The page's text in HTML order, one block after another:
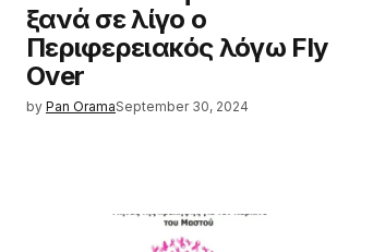
ξανά σε λίγο ο
Περιφερειακός λόγω Fly
Over
by Pan OramaSeptember 30, 2024